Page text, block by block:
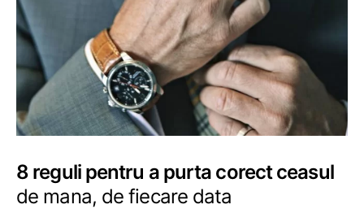
8 reguli pentru a purta corect ceasul
de mana, de fiecare data